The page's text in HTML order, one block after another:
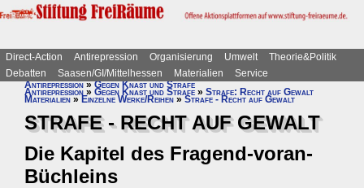
Direct-Action Antirepression Organisierung Umwelt
Theorie&Politik
Debatten
Saasen/GI/Mittelhessen Materialien
Service
Antirepression»Gegen Knast und Strafe
Antirepression » Gegen Knast und Strafe » Strafe: Recht auf Gewalt
Materialien » Einzelne Werke/Reihen » Strafe - Recht auf Gewalt
STRAFE - RECHT AUF GEWALT
Die Kapitel des Fragend-voran-
Büchleins